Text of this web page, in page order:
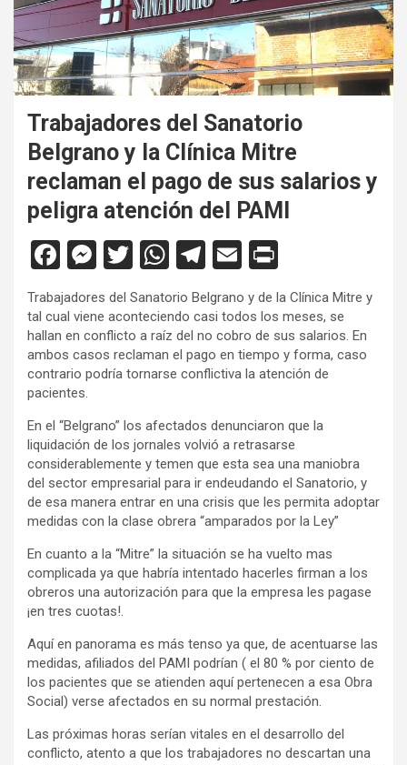
Trabajadores del Sanatorio
Belgrano y la Clínica Mitre
reclaman el pago de sus salarios y
peligra atención del PAMI
F
a
ce
b
o
o
k
M
es
se
n
g
T
wi
tt
er
W
h
at
s
A
p
T
el
e
gr
a
E
m
ail
in
tF
ri
e
dl
y
Trabajadores del Sanatorio Belgrano y de la Clínica Mitre y
tal cual viene aconteciendo casi todos los meses, se
hallan en conflicto a raíz del no cobro de sus salarios. En
ambos casos reclaman el pago en tiempo y forma, caso
contrario podría tornarse conflictiva la atención de
pacientes.
En el “Belgrano” los afectados denunciaron que la
liquidación de los jornales volvió a retrasarse
considerablemente y temen que esta sea una maniobra
del sector empresarial para ir endeudando el Sanatorio, y
de esa manera entrar en una crisis que les permita adoptar
medidas con la clase obrera “amparados por la Ley”
En cuanto a la “Mitre” la situación se ha vuelto mas
complicada ya que habría intentado hacerles firman a los
obreros una autorización para que la empresa les pagase
¡en tres cuotas!.
Aquí en panorama es más tenso ya que, de acentuarse las
medidas, afiliados del PAMI podrían ( el 80 % por ciento de
los pacientes que se atienden aquí pertenecen a esa Obra
Social) verse afectados en su normal prestación.
Las próximas horas serían vitales en el desarrollo del
conflicto, atento a que los trabajadores no descartan una